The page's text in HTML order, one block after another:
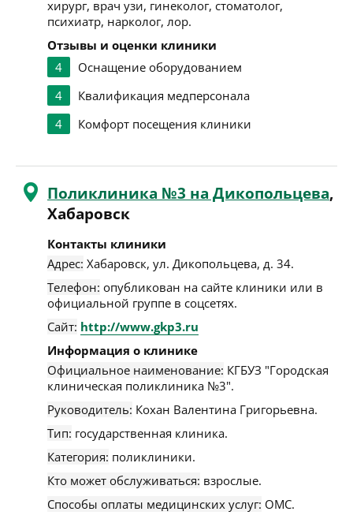
хирург, врач узи, гинеколог, стоматолог,
психиатр, нарколог, лор.
Отзывы и оценки клиники
4
Оснащение оборудованием
4
Квалификация медперсонала
4
Комфорт посещения клиники
Поликлиника №3 на Дикопольцева,
Хабаровск
Контакты клиники
Адрес: Хабаровск, ул. Дикопольцева, д. 34.
Телефон: опубликован на сайте клиники или в
официальной группе в соцсетях.
Сайт: http://www.gkp3.ru
Информация о клинике
Официальное наименование: КГБУЗ "Городская
клиническая поликлиника №3".
Руководитель: Кохан Валентина Григорьевна.
Тип: государственная клиника.
Категория: поликлиники.
Кто может обслуживаться: взрослые.
Способы оплаты медицинских услуг: ОМС.